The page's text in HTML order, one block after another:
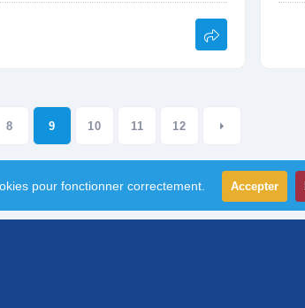
8 9 10 11 12
pour fonctionner correctement. Accepter